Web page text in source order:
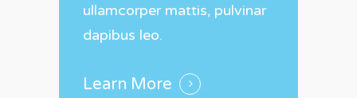
ullamcorper mattis, pulvinar
dapibus leo.
Learn More